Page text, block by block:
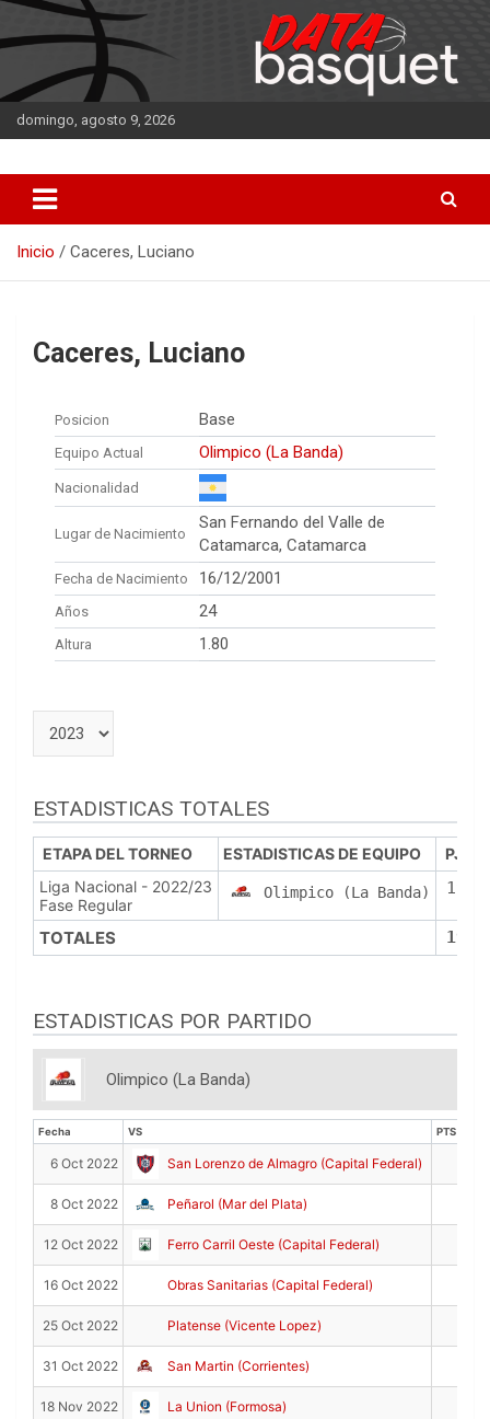
Saltar
al
contenido
domingo, agosto 9, 2026
DATA Basquet
Inicio Caceres, Luciano
Caceres, Luciano
Posicion Base
Equipo Actual Olimpico (La Banda)
Nacionalidad
Lugar de Nacimiento
San Fernando del Valle de
Catamarca, Catamarca
Fecha de Nacimiento 16/12/2001
Años 24
Altura 1.80
ESTADISTICAS TOTALES
ETAPA DEL TORNEO ESTADISTICAS DE EQUIPO PJ
Liga Nacional - 2022/23
Fase Regular
Olimpico (La Banda) 19
TOTALES 19
ESTADISTICAS POR PARTIDO
Olimpico (La Banda)
Fecha VS
PTS
6 Oct 2022 San Lorenzo de Almagro (Capital Federal)
8 Oct 2022 Peñarol (Mar del Plata)
12 Oct 2022 Ferro Carril Oeste (Capital Federal)
16 Oct 2022 Obras Sanitarias (Capital Federal)
25 Oct 2022 Platense (Vicente Lopez)
31 Oct 2022 San Martin (Corrientes)
18 Nov 2022 La Union (Formosa)